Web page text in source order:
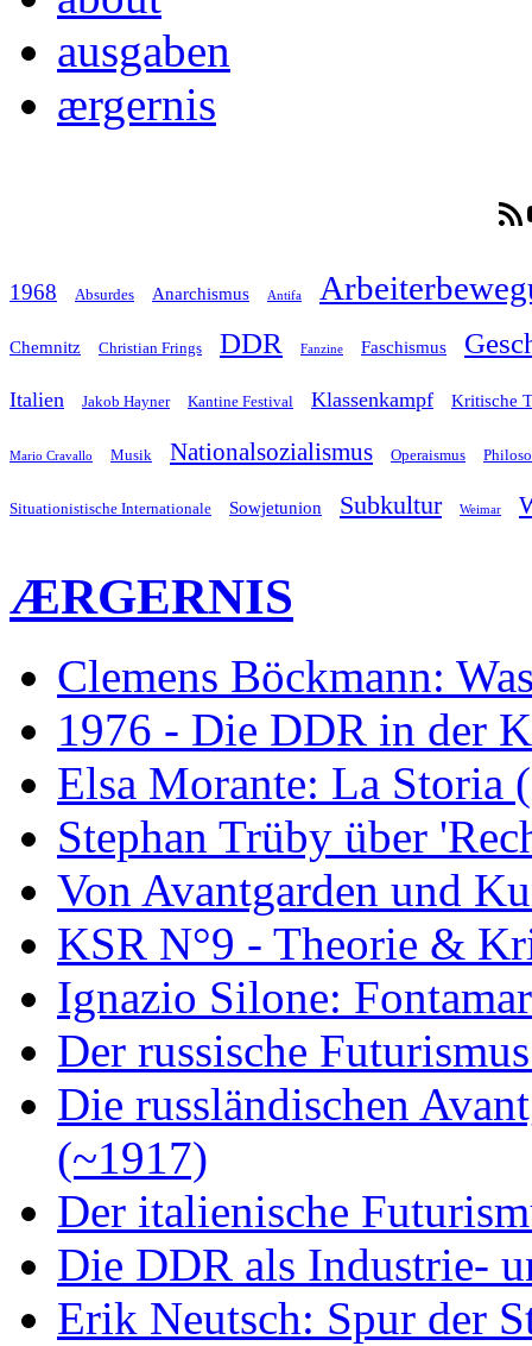
ausgaben
ærgernis
RSS-
1968 Absurdes Anarchismus Antifa
Chemnitz Christian Frings DDR Fanzine Faschismus
Italien Jakob Hayner Kantine Festival Klassenkampf Kritische
Mario Cravallo Musik Nationalsozialismus Operaismus
Situationistische Internationale Sowjetunion Subkultur Weimar
ÆRGERNIS
Clemens Böckmann:
1976 - Die DDR in der
Elsa Morante: La Storia
Stephan Trüby über
Von Avantgarden und
KSR N°9 - Theorie &
Ignazio Silone:
Der russische
Die russländischen
(~1917)
Der italienische
Die DDR als Industrie-
Erik Neutsch: Spur der